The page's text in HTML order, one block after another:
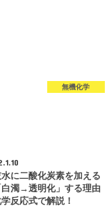
無機化学
に二酸化炭素を加える
白濁→透明化」する理由
反応式で解説！